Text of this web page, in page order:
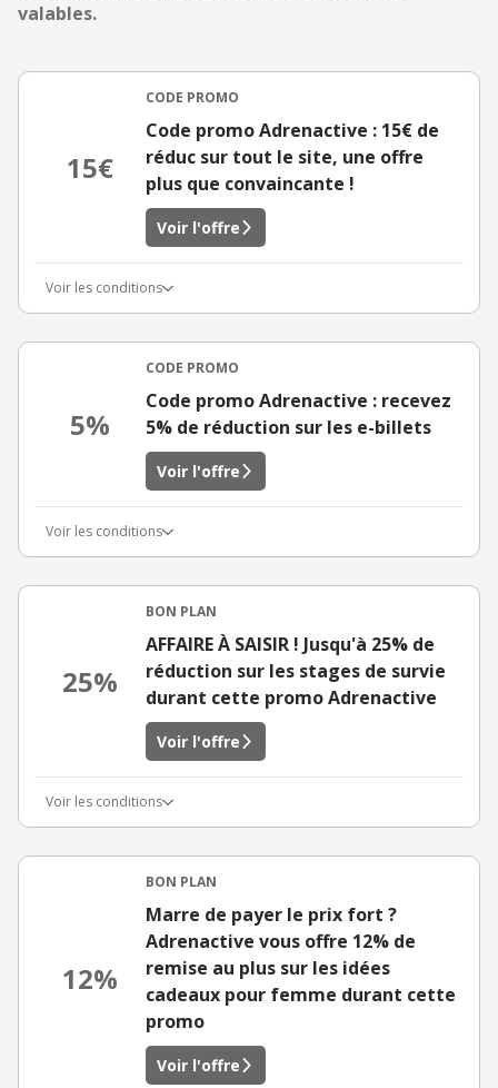
valables.
15€
CODE PROMO
Code promo Adrenactive : 15€ de
réduc sur tout le site, une offre
plus que convaincante !
Voir l'offre
Voir les conditions
5%
CODE PROMO
Code promo Adrenactive : recevez
5% de réduction sur les e-billets
Voir l'offre
Voir les conditions
25%
BON PLAN
AFFAIRE À SAISIR ! Jusqu'à 25% de
réduction sur les stages de survie
durant cette promo Adrenactive
Voir l'offre
Voir les conditions
12%
BON PLAN
Marre de payer le prix fort ?
Adrenactive vous offre 12% de
remise au plus sur les idées
cadeaux pour femme durant cette
promo
Voir l'offre